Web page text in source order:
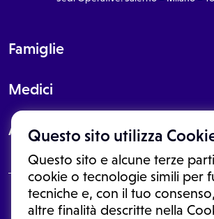
Questo sito utilizza
Questo sito e alcune terze
cookie o tecnologie simili per
tecniche e, con il tuo
altre finalità descritte nella
Famiglie
Medici
About
Le informazioni proposte in questo sito non
In nessun caso, queste informazioni